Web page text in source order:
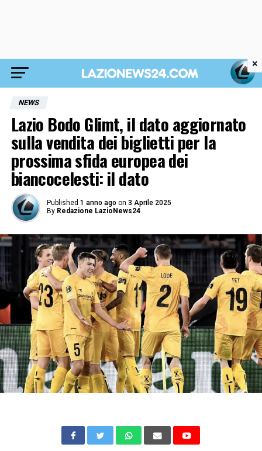
NEWS
Lazio Bodo Glimt, il dato aggiornato
sulla vendita dei biglietti per la
prossima sfida europea dei
biancocelesti: il dato
Published 1 anno ago on 3 Aprile 2025
By Redazione LazioNews24
×